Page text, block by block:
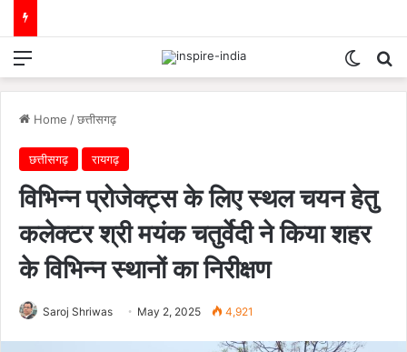
Menu
Home /छत्तीसगढ़
छत्तीसगढ़ रायगढ़
विभिन्न प्रोजेक्ट्स के लिए स्थल चयन हेतु
कलेक्टर श्री मयंक चतुर्वेदी ने किया शहर
के विभिन्न स्थानों का निरीक्षण
Saroj Shriwas May 2, 2025 4,921